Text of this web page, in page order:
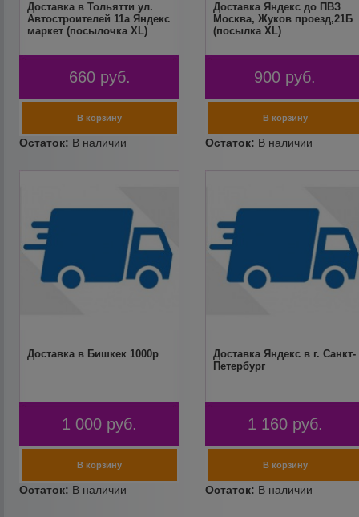
Доставка в Тольятти ул.
Автостроителей 11а Яндекс
маркет (посылочка XL)
660 руб.
Доставка Яндекс до ПВЗ
Москва, Жуков проезд,21Б
(посылка XL)
900 руб.
Доставка в Бишкек 1000р
1 000 руб.
Доставка Яндекс в г. Санкт-
Петербург
1 160 руб.